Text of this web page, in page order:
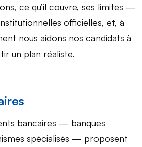
ce qu’il couvre, ses limites —
officielles, et, à
nous aidons nos candidats à
un plan réaliste.
bancaires — banques
spécialisés — proposent